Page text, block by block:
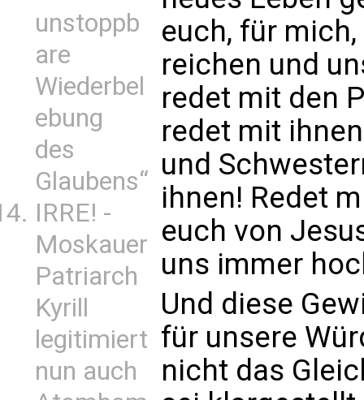
unstoppb
are
Wiederbel
ebung
des
Glaubens“
IRRE! -
Moskauer
Patriarch
Kyrill
legitimiert
nun auch
euch, für
reichen und
redet mit den
redet mit
und
ihnen! Redet
euch von
uns immer
Und diese
für unsere
nicht das